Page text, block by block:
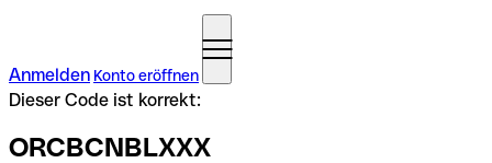
Anmelden Konto eröffnen
Dieser Code ist korrekt:
ORCBCNBLXXX